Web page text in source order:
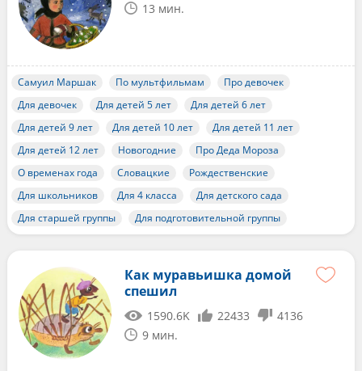
13 мин.
Самуил Маршак По мультфильмам
Про девочек
Для девочек
Для детей 5 лет
Для детей 6 лет
Для детей 9 лет
Для детей 10 лет
Для детей 11 лет
Для детей 12 лет
Новогодние
Про Деда Мороза
О временах года
Словацкие
Рождественские
Для школьников
Для 4 класса
Для детского сада
Для старшей группы
Для подготовительной группы
Как муравьишка домой
спешил
1590.6K 22433
4136
9 мин.